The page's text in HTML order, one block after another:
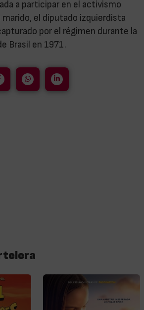
a participar en el activismo
el diputado izquierdista
por el régimen durante la
Brasil en 1971.